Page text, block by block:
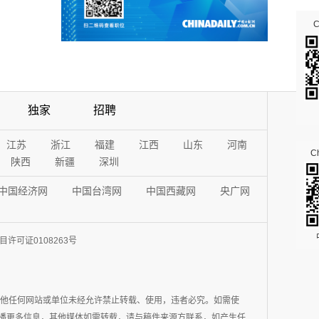
独家 招聘
江苏 浙江 福建 江西 山东
河南
陕西
新疆 深圳
国经济网 中国台湾网 中国西藏网 央广网
许可证0108263号
任何网站或单位未经允许禁止转载、使用，违者必究。如需使